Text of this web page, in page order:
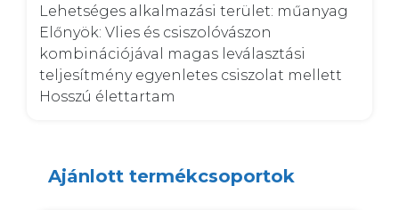
Lehetséges alkalmazási terület: műanyag
Előnyök: Vlies és csiszolóvászon
kombinációjával magas leválasztási
teljesítmény egyenletes csiszolat mellett
Hosszú élettartam
Ajánlott termékcsoportok